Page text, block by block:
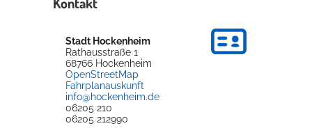
Stadt Hockenheim
Rathausstraße 1
68766 Hockenheim
OpenStreetMap
Fahrplanauskunft
info@hockenheim.de
06205 210
06205 212990